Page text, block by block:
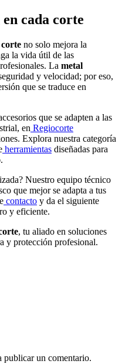
cada corte
no solo mejora la
la vida útil de las
La metal
y velocidad; por eso,
que se traduce en
que se adapten a las
en Regiocorte
Explora nuestra categoría
herramientas diseñadas para
Nuestro equipo técnico
que mejor se adapta a tus
contacto y da el siguiente
y eficiente.
, tu aliado en soluciones
y protección profesional.
publicar un comentario.